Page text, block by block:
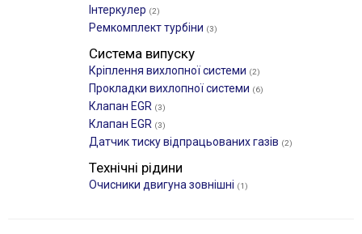
Інтеркулер (2)
Ремкомплект турбіни (3)
Система випуску
Кріплення вихлопної системи (2)
Прокладки вихлопної системи (6)
Клапан EGR (3)
Клапан EGR (3)
Датчик тиску відпрацьованих газів (2)
Технічні рідини
Очисники двигуна зовнішні (1)